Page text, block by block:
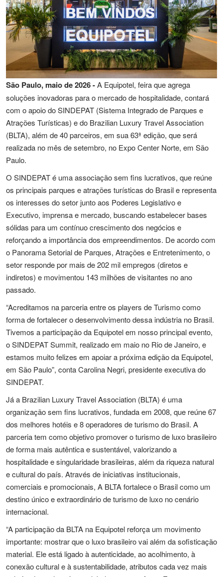
São Paulo, maio de 2026 -A Equipotel, feira que agrega
soluções inovadoras para o mercado de hospitalidade, contará
com o apoio do SINDEPAT (Sistema Integrado de Parques e
Atrações Turísticas) e do Brazilian Luxury Travel Association
(BLTA), além de 40 parceiros, em sua 63ª edição, que será
realizada no mês de setembro, no Expo Center Norte, em São
Paulo.
O SINDEPAT é uma associação sem fins lucrativos, que reúne
os principais parques e atrações turísticas do Brasil e representa
os interesses do setor junto aos Poderes Legislativo e
Executivo, imprensa e mercado, buscando estabelecer bases
sólidas para um contínuo crescimento dos negócios e
reforçando a importância dos empreendimentos. De acordo com
o Panorama Setorial de Parques, Atrações e Entretenimento, o
setor responde por mais de 202 mil empregos (diretos e
indiretos) e movimentou 143 milhões de visitantes no ano
passado.
“Acreditamos na parceria entre os players de Turismo como
forma de fortalecer o desenvolvimento dessa indústria no Brasil.
Tivemos a participação da Equipotel em nosso principal evento,
o SINDEPAT Summit, realizado em maio no Rio de Janeiro, e
estamos muito felizes em apoiar a próxima edição da Equipotel,
em São Paulo”, conta Carolina Negri, presidente executiva do
SINDEPAT.
Já a Brazilian Luxury Travel Association (BLTA) é uma
organização sem fins lucrativos, fundada em 2008, que reúne 67
dos melhores hotéis e 8 operadores de turismo do Brasil. A
parceria tem como objetivo promover o turismo de luxo brasileiro
de forma mais autêntica e sustentável, valorizando a
hospitalidade e singularidade brasileiras, além da riqueza natural
e cultural do país. Através de iniciativas institucionais,
comerciais e promocionais, A BLTA fortalece o Brasil como um
destino único e extraordinário de turismo de luxo no cenário
internacional.
“A participação da BLTA na Equipotel reforça um movimento
importante: mostrar que o luxo brasileiro vai além da sofisticação
material. Ele está ligado à autenticidade, ao acolhimento, à
conexão cultural e à sustentabilidade, atributos cada vez mais